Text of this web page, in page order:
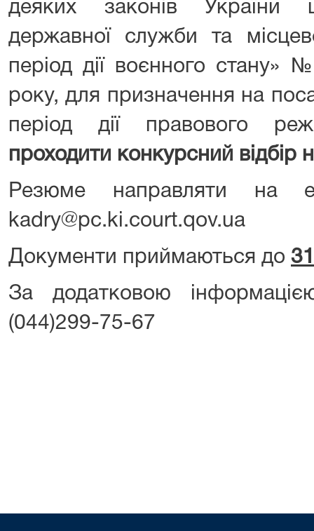
деяких законів України
державної служби та
період дії воєнного стану»
року, для призначення на
період дії правового
проходити конкурсний відбір
Резюме направляти на
kadry@pc.ki.court.qov.ua
Документи приймаються до
За додатковою
(044)299-75-67